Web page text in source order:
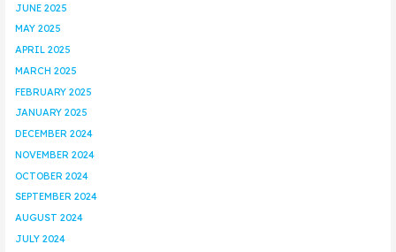
JUNE 2025
MAY 2025
APRIL 2025
MARCH 2025
FEBRUARY 2025
JANUARY 2025
DECEMBER 2024
NOVEMBER 2024
OCTOBER 2024
SEPTEMBER 2024
AUGUST 2024
JULY 2024